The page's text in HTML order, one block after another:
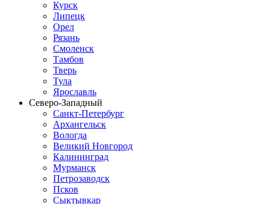
Курск
Липецк
Орел
Рязань
Смоленск
Тамбов
Тверь
Тула
Ярославль
Северо-Западный
Санкт-Петербург
Архангельск
Вологда
Великий Новгород
Калининград
Мурманск
Петрозаводск
Псков
Сыктывкар